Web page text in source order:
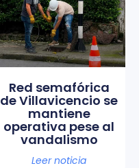
Red semafórica
de Villavicencio se
mantiene
operativa pese al
vandalismo
Leer noticia